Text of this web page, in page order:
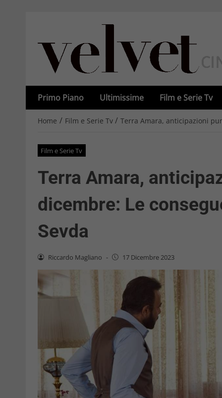
Primo Piano Ultimissime Film e Serie Tv
Home / Film e Serie Tv / Terra Amara, anticipazioni
Film e Serie Tv
Terra Amara,
dicembre: Le
Sevda
Riccardo Magliano - 17 Dicembre 2023